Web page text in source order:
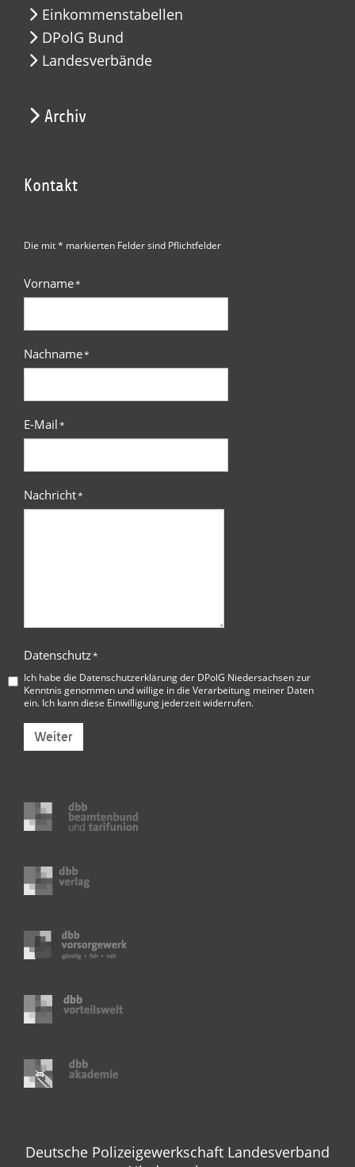
Einkommenstabellen
DPolG Bund
Landesverbände
Archiv
Kontakt
Die mit * markierten Felder sind Pflichtfelder
Vorname*
Nachname*
E-Mail*
Nachricht*
Datenschutz*
Ich habe die Datenschutzerklärung der DPolG Niedersachsenzur
Kenntnis genommen und willige in die Verarbeitung meiner Daten
ein. Ich kann diese Einwilligung jederzeit widerrufen.
Weiter
Deutsche Polizeigewerkschaft Landesverband